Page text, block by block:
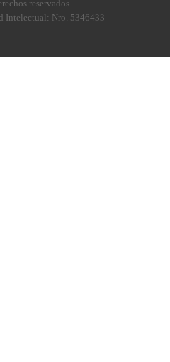
reservados
Intelectual: Nro. 5346433